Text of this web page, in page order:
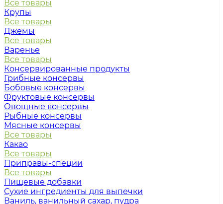
Все товары
Крупы
Все товары
Джемы
Все товары
Варенье
Все товары
Консервированные продукты
Грибные консервы
Бобовые консервы
Фруктовые консервы
Овощные консервы
Рыбные консервы
Мясные консервы
Все товары
Какао
Все товары
Приправы-специи
Все товары
Пищевые добавки
Сухие ингредиенты для выпечки
Ваниль, ванильный сахар, пудра